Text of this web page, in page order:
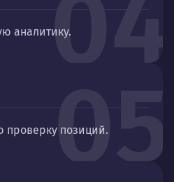
04
аналитику.
05
проверку позиций.